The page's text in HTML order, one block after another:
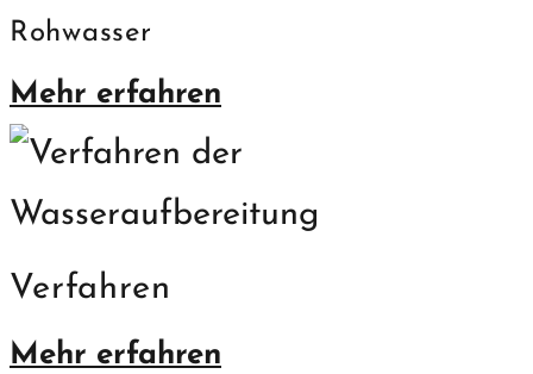
Rohwasser
Mehr erfahren
Verfahren
Mehr erfahren